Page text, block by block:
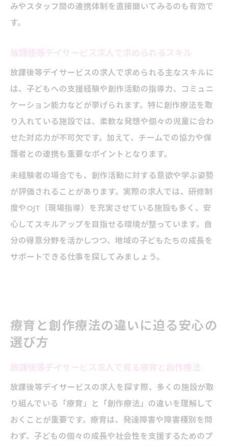
みやスタッフ間の連携体制を直接聞いてみるのも有効で
す。
放課後等デイサービス求人で求められるスキル
放課後等デイサービスの求人で求められる主なスキルに
は、子どもへの支援経験や創作活動の指導力、コミュニ
ケーション能力などが挙げられます。特に創作療法を取
り入れている施設では、柔軟な発想や個々の児童に合わ
せた対応力が不可欠です。加えて、チームでの協力や保
護者との連携も重要なポイントとなります。
未経験者の場合でも、創作活動に対する意欲や学ぶ姿勢
が評価されることがあります。実際の求人では、研修制
度やOJT（現場指導）を充実させている施設も多く、安
心してスキルアップを目指せる環境が整っています。自
分の得意分野を活かしつつ、地域の子どもたちの成長を
サポートできる仕事を探してみましょう。
療育と創作療法の違いに迫る安心の
選び方
放課後等デイサービス求人で見る療育と創作療法
放課後等デイサービスの求人を探す際、多くの施設が取
り組んでいる「療育」と「創作療法」の違いを理解して
おくことが重要です。療育は、発達障害や障害種別を問
わず、子どもの個々の成長や社会性を支援するためのプ